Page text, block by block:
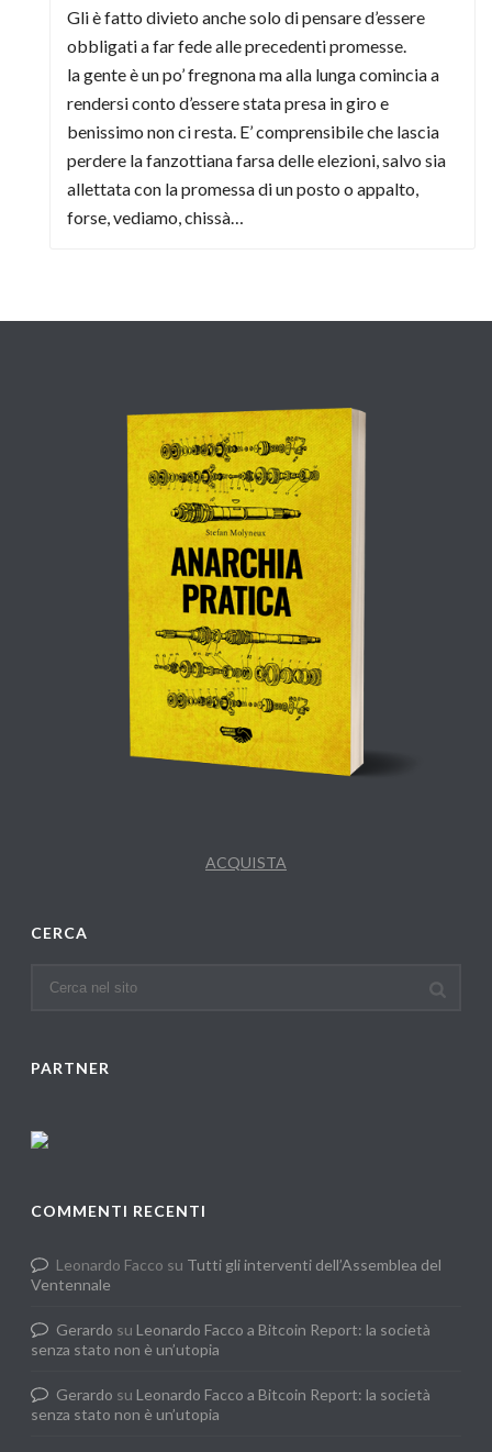
Gli è fatto divieto anche solo di pensare d’essere
obbligati a far fede alle precedenti promesse.
la gente è un po’ fregnona ma alla lunga comincia a
rendersi conto d’essere stata presa in giro e
benissimo non ci resta. E’ comprensibile che lascia
perdere la fanzottiana farsa delle elezioni, salvo sia
allettata con la promessa di un posto o appalto,
forse, vediamo, chissà…
ACQUISTA
CERCA
PARTNER
COMMENTI RECENTI
Leonardo Facco su Tutti gli interventi dell’Assemblea del
Ventennale
Gerardo su Leonardo Facco a Bitcoin Report: la società
senza stato non è un’utopia
Gerardo su Leonardo Facco a Bitcoin Report: la società
senza stato non è un’utopia